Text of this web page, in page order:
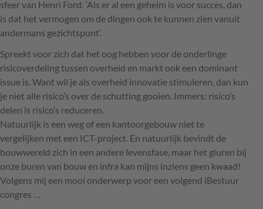
sfeer van Henri Ford: ‘Als er al een geheim is voor succes, dan
is dat het vermogen om de dingen ook te kunnen zien vanuit
andermans gezichtspunt’.
Spreekt voor zich dat het oog hebben voor de onderlinge
risicoverdeling tussen overheid en markt ook een dominant
issue is. Want wil je als overheid innovatie stimuleren, dan kun
je niet alle risico’s over de schutting gooien. Immers: risico’s
delen is risico’s reduceren.
Natuurlijk is een weg of een kantoorgebouw niet te
vergelijken met een ICT-project. En natuurlijk bevindt de
bouwwereld zich in een andere levensfase, maar het gluren bij
onze buren van bouw en infra kan mijns inziens geen kwaad!
Volgens mij een mooi onderwerp voor een volgend iBestuur
congres …